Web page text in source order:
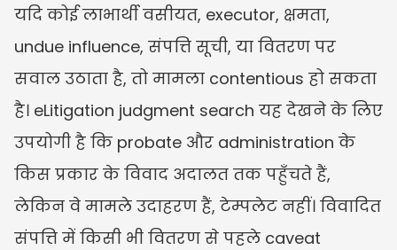
यदि कोई लाभार्थी वसीयत, executor, क्षमता,
undue influence, संपत्ति सूची, या वितरण पर
सवाल उठाता है, तो मामला contentious हो सकता
है। eLitigation judgment search यह देखने के लिए
उपयोगी है कि probate और administration के
किस प्रकार के विवाद अदालत तक पहुँचते हैं,
लेकिन वे मामले उदाहरण हैं, टेम्पलेट नहीं। विवादित
संपत्ति में किसी भी वितरण से पहले caveat